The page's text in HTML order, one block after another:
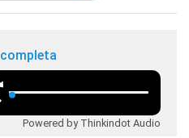
Powered by Thinkindot Audio